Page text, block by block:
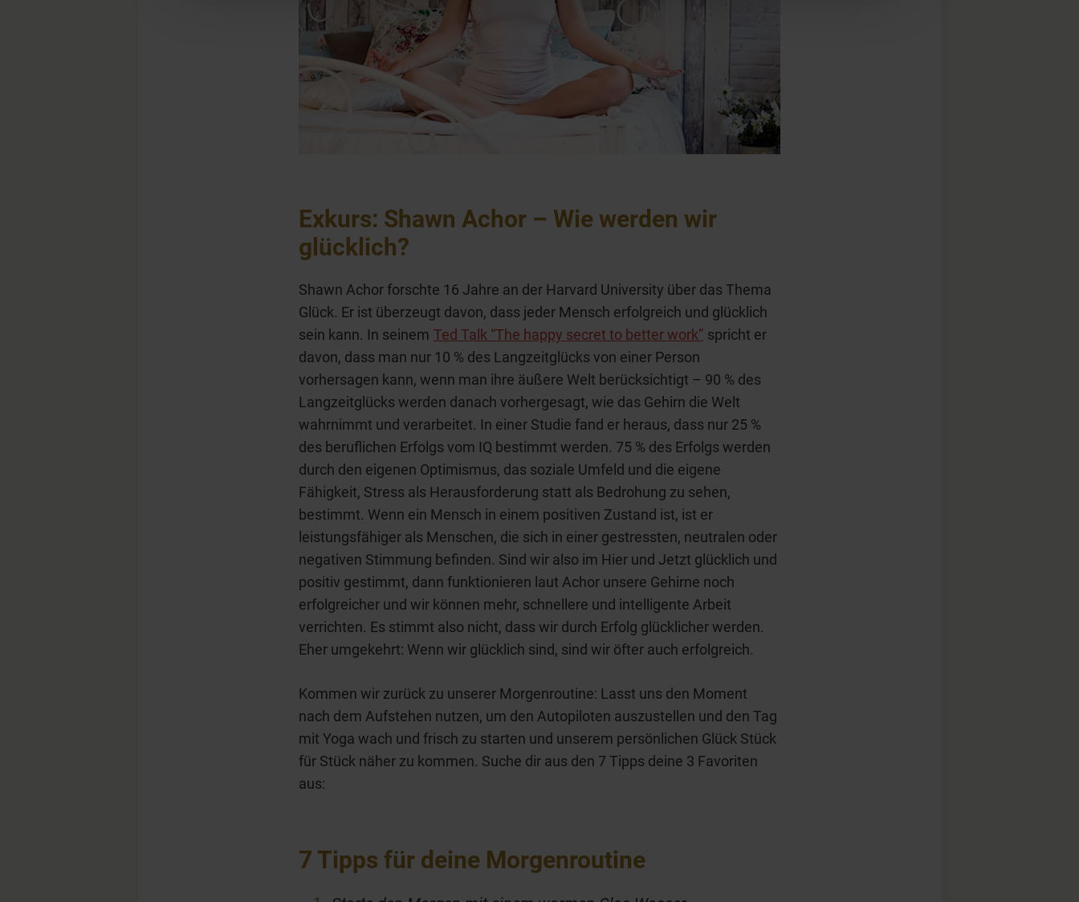
Exkurs: Shawn Achor – Wie werden wir
glücklich?
Shawn Achor forschte 16 Jahre an der Harvard University über das Thema
Glück. Er ist überzeugt davon, dass jeder Mensch erfolgreich und glücklich
sein kann. In seinem Ted Talk “The happy secret to better work” spricht er
davon, dass man nur 10 % des Langzeitglücks von einer Person
vorhersagen kann, wenn man ihre äußere Welt berücksichtigt – 90 % des
Langzeitglücks werden danach vorhergesagt, wie das Gehirn die Welt
wahrnimmt und verarbeitet. In einer Studie fand er heraus, dass nur 25 %
des beruflichen Erfolgs vom IQ bestimmt werden. 75 % des Erfolgs werden
durch den eigenen Optimismus, das soziale Umfeld und die eigene
Fähigkeit, Stress als Herausforderung statt als Bedrohung zu sehen,
bestimmt. Wenn ein Mensch in einem positiven Zustand ist, ist er
leistungsfähiger als Menschen, die sich in einer gestressten, neutralen oder
negativen Stimmung befinden. Sind wir also im Hier und Jetzt glücklich und
positiv gestimmt, dann funktionieren laut Achor unsere Gehirne noch
erfolgreicher und wir können mehr, schnellere und intelligente Arbeit
verrichten. Es stimmt also nicht, dass wir durch Erfolg glücklicher werden.
Eher umgekehrt: Wenn wir glücklich sind, sind wir öfter auch erfolgreich.
Kommen wir zurück zu unserer Morgenroutine: Lasst uns den Moment
nach dem Aufstehen nutzen, um den Autopiloten auszustellen und den Tag
mit Yoga wach und frisch zu starten und unserem persönlichen Glück Stück
für Stück näher zu kommen. Suche dir aus den 7 Tipps deine 3 Favoriten
aus:
7 Tipps für deine Morgenroutine